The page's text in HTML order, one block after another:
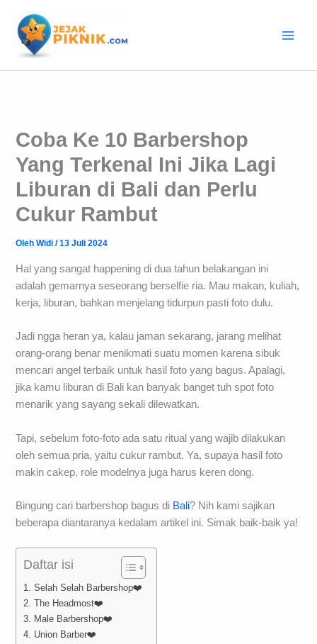
konten
Coba Ke 10 Barbershop
Yang Terkenal Ini Jika Lagi
Liburan di Bali dan Perlu
Cukur Rambut
OlehWidi/13 Juli 2024
Hal yang sangat happening di dua tahun belakangan ini
adalah gemarnya seseorang berselfie ria. Mau makan, kuliah,
kerja, liburan, bahkan menjelang tidurpun pasti foto dulu.
Jadi ngga heran ya, kalau jaman sekarang, jarang melihat
orang-orang benar menikmati suatu momen karena sibuk
mencari angel terbaik untuk hasil foto yang bagus. Apalagi,
jika kamu liburan di Bali kan banyak banget tuh spot foto
menarik yang sayang sekali dilewatkan.
Tapi, sebelum foto-foto ada satu ritual yang wajib dilakukan
oleh semua pria, yaitu cukur rambut. Ya, supaya hasil foto
makin cakep, role modelnya juga harus keren dong.
Bingung cari barbershop bagus di Bali? Nih kami sajikan
beberapa diantaranya kedalam artikel ini. Simak baik-baik ya!
Daftar isi
1. Selah Selah Barbershop❤️
2. The Headmost❤️
3. Male Barbershop❤️
4. Union Barber❤️